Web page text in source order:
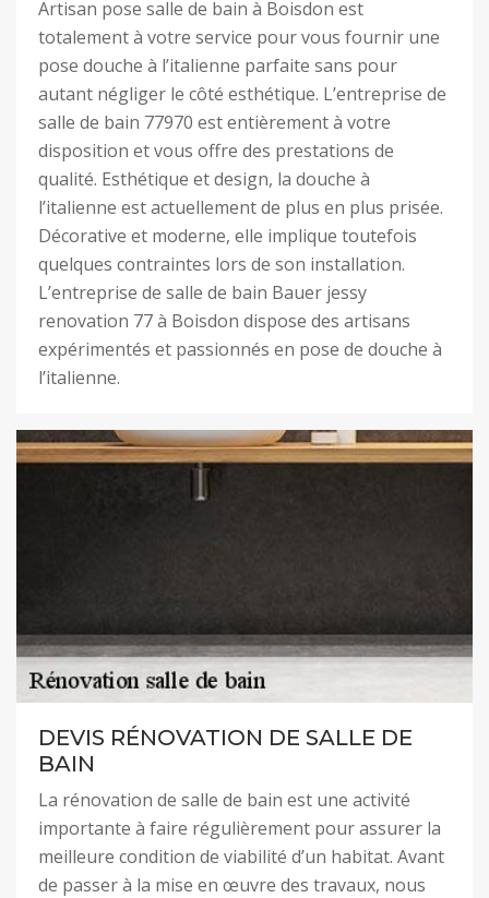
Artisan pose salle de bain à Boisdon est
totalement à votre service pour vous fournir une
pose douche à l’italienne parfaite sans pour
autant négliger le côté esthétique. L’entreprise de
salle de bain 77970 est entièrement à votre
disposition et vous offre des prestations de
qualité. Esthétique et design, la douche à
l’italienne est actuellement de plus en plus prisée.
Décorative et moderne, elle implique toutefois
quelques contraintes lors de son installation.
L’entreprise de salle de bain Bauer jessy
renovation 77 à Boisdon dispose des artisans
expérimentés et passionnés en pose de douche à
l’italienne.
DEVIS RÉNOVATION DE SALLE DE
BAIN
La rénovation de salle de bain est une activité
importante à faire régulièrement pour assurer la
meilleure condition de viabilité d’un habitat. Avant
de passer à la mise en œuvre des travaux, nous